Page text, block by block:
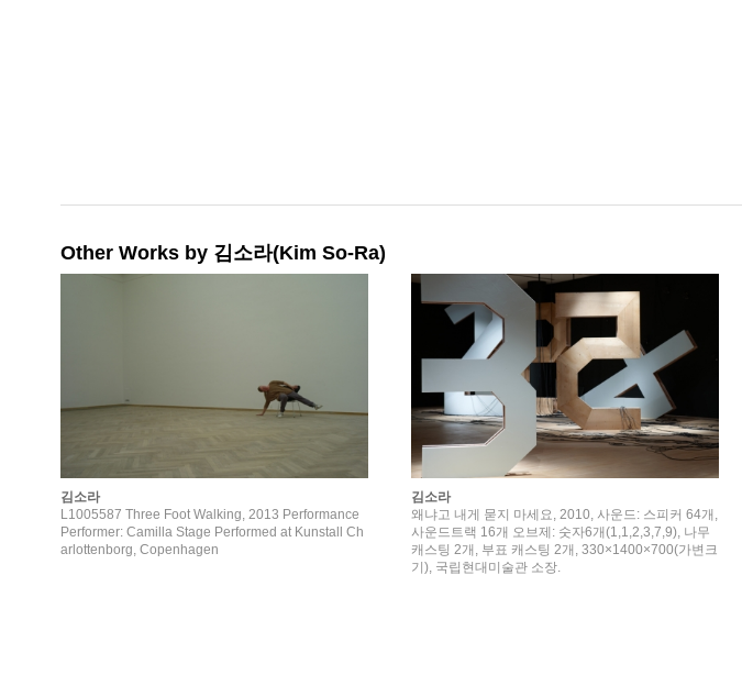
Other Works by 김소라(Kim So-Ra)
김소라
L1005587 Three Foot Walking, 2013 Performance
Performer: Camilla Stage Performed at Kunstall Ch
arlottenborg, Copenhagen
김소라
왜냐고 내게 묻지 마세요, 2010, 사운드: 스피커 64개,
사운드트랙 16개 오브제: 숫자6개(1,1,2,3,7,9), 나무
캐스팅 2개, 부표 캐스팅 2개, 330×1400×700(가변크
기), 국립현대미술관 소장.